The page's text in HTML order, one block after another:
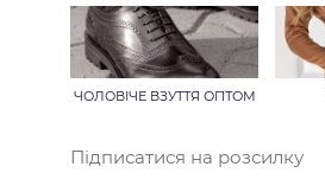
Підписатися на розсилку
ЧОЛОВІЧЕ ВЗУТТЯ ОПТОМ